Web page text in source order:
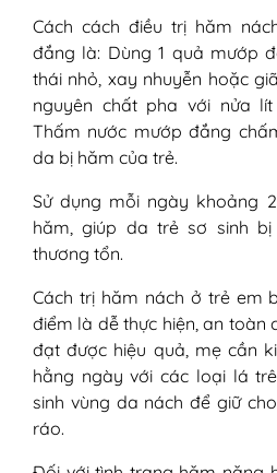
Cách cách điều trị hăm
đắng là: Dùng 1 quả mướp
thái nhỏ, xay nhuyễn hoặc
nguyên chất pha với nửa
Thấm nước mướp đắng
da bị hăm của trẻ.
Sử dụng mỗi ngày khoảng
hăm, giúp da trẻ sơ sinh
thương tổn.
Cách trị hăm nách ở trẻ em
điểm là dễ thực hiện, an toàn
đạt được hiệu quả, mẹ cần
hằng ngày với các loại lá
sinh vùng da nách để giữ
ráo.